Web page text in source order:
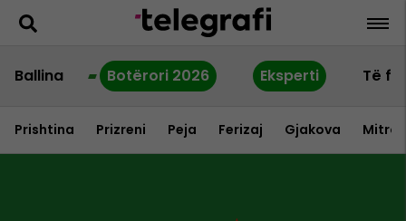
Ballina Botërori 2026 Eksperti Të
Prishtina Prizreni Peja Ferizaj Gjakova